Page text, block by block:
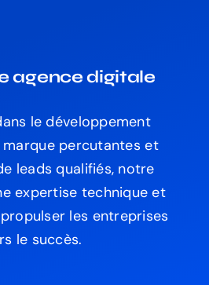
agence digitale
le développement
marque percutantes et
leads qualifiés, notre
expertise technique et
les entreprises
le succès.